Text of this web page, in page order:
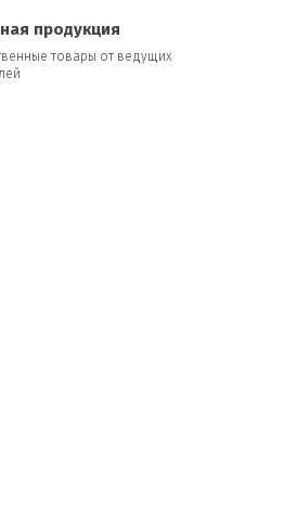
продукция
товары от ведущих